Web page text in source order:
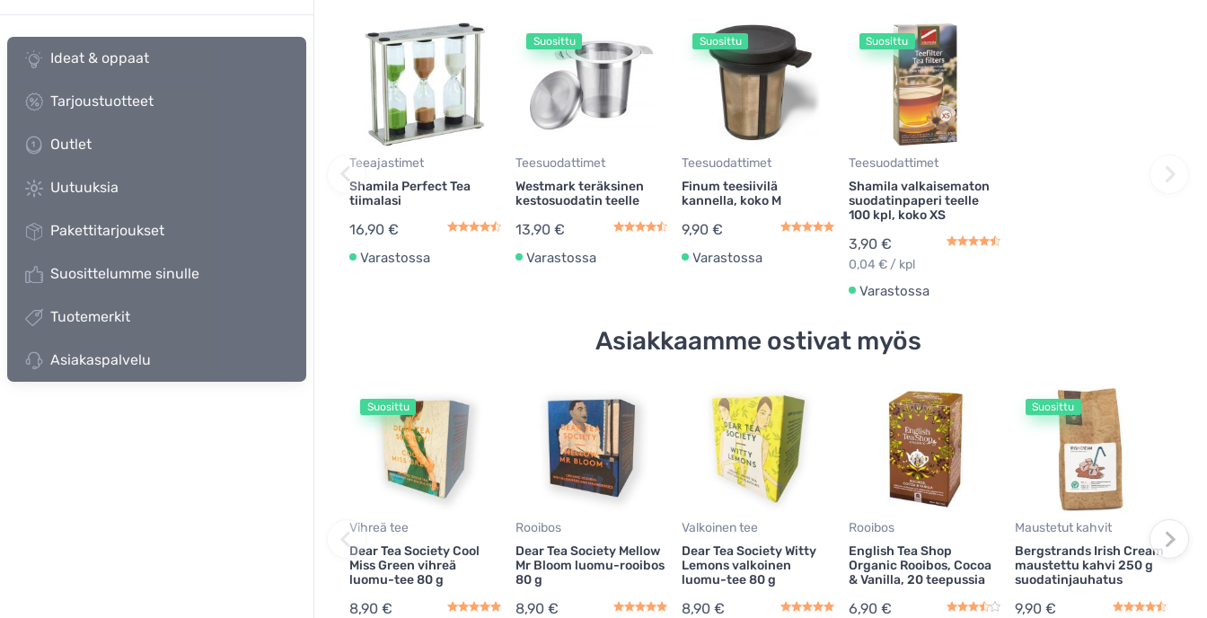
Ideat & oppaat
Tarjoustuotteet
Outlet
Uutuuksia
Pakettitarjoukset
Suosittelumme sinulle
Tuotemerkit
Asiakaspalvelu
Teeajastimet
Shamila Perfect Tea
tiimalasi
16,90 €
Varastossa
Suosittu
Teesuodattimet
Westmark teräksinen
kestosuodatin teelle
13,90 €
Varastossa
Suosittu
Teesuodattimet
Finum teesiivilä
kannella, koko M
9,90 €
Varastossa
Suosittu
Teesuodattimet
Shamila valkaisematon
suodatinpaperi teelle
100 kpl, koko XS
3,90 €
0,04 € / kpl
Varastossa
Asiakkaamme ostivat myös
Suosittu
Vihreä tee
Dear Tea Society Cool
Miss Green vihreä
luomu-tee 80 g
8,90 €
Rooibos
Dear Tea Society Mellow
Mr Bloom luomu-rooibos
80 g
8,90 €
Valkoinen tee
Dear Tea Society Witty
Lemons valkoinen
luomu-tee 80 g
8,90 €
Rooibos
English Tea Shop
Organic Rooibos, Cocoa
& Vanilla, 20 teepussia
6,90 €
Suosittu
Maustetut kahvit
Bergstrands Irish Cream
maustettu kahvi 250 g
suodatinjauhatus
9,90 €